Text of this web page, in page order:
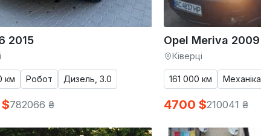
2015
км Робот Дизель, 3.0
782066 ₴
Opel Meriva 2009
Ківерці
161 000 км Механіка
4700 $210041 ₴